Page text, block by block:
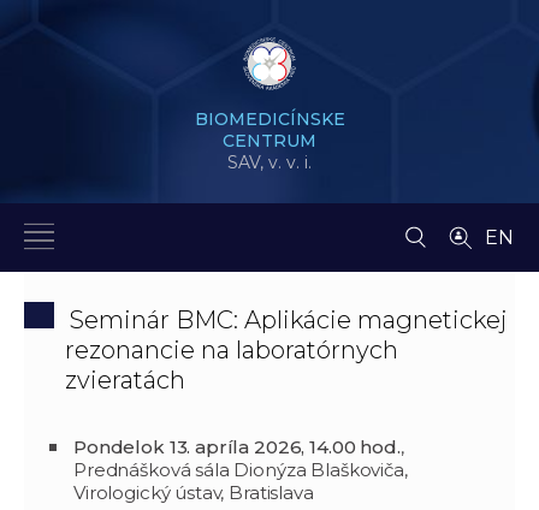
BIOMEDICÍNSKE
CENTRUM
SAV, v. v. i.
EN
Seminár BMC: Aplikácie magnetickej
rezonancie na laboratórnych
zvieratách
Pondelok 13. apríla 2026, 14.00 hod.,
Prednášková sála Dionýza Blaškoviča,
Virologický ústav, Bratislava